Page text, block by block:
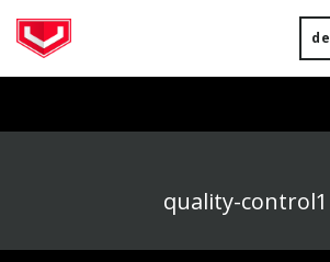
de
quality-control1